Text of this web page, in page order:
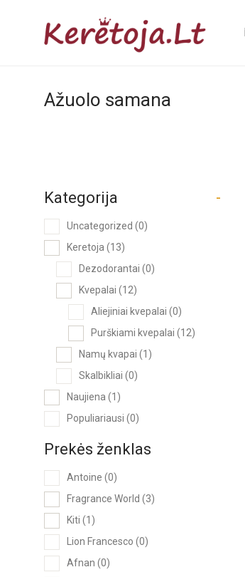
Ažuolo samana
Kategorija -
Uncategorized (0)
Keretoja (13)
Dezodorantai (0)
Kvepalai (12)
Aliejiniai kvepalai (0)
Purškiami kvepalai (12)
Namų kvapai (1)
Skalbikliai (0)
Naujiena (1)
Populiariausi (0)
Prekės ženklas
Antoine (0)
Fragrance World (3)
Kiti (1)
Lion Francesco (0)
Afnan (0)